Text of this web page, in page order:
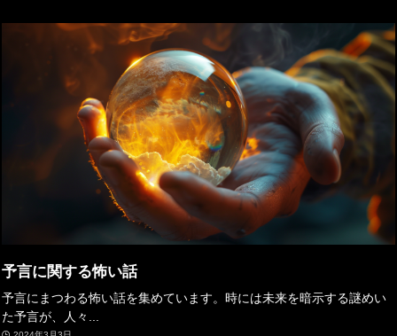
予言に関する怖い話
予言にまつわる怖い話を集めています。時には未来を暗示する謎めい
た予言が、人々...